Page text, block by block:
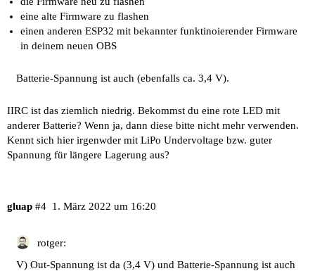
eine alte Firmware zu flashen
einen anderen ESP32 mit bekannter funktinoierender Firmware
in deinem neuen OBS
Batterie-Spannung ist auch (ebenfalls ca. 3,4 V).
IIRC ist das ziemlich niedrig. Bekommst du eine rote LED mit
anderer Batterie? Wenn ja, dann diese bitte nicht mehr verwenden.
Kennt sich hier irgenwder mit LiPo Undervoltage bzw. guter
Spannung für längere Lagerung aus?
gluap 1. März 2022 um 16:20
#4
rotger:
V) Out-Spannung ist da (3,4 V) und Batterie-Spannung ist auch